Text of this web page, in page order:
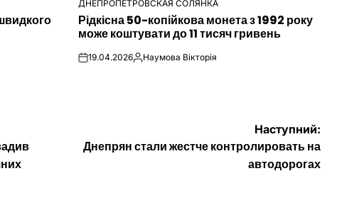
ОПУБЛІКУВАТИ
У
ДНЕПРОПЕТРОВСКАЯ СОЛЯНКА
Рідкісна 50-копійкова монета з 1992 року
може коштувати до 11 тисяч гривень
on19.04.2026Опубліковано
Наумова Вікторія
Наступний:
Днепрян стали жестче контролировать на
автодорогах